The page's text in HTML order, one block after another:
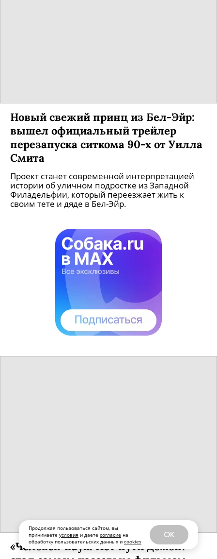
Продолжая пользоваться сайтом, вы
принимаете условия и даете согласие на
обработку пользовательских данных и cookies
OK
Новый свежий принц из Бел-Эйр:
вышел официальный трейлер
перезапуска ситкома 90-х от Уилла
Смита
Проект станет современной интерпретацией
истории об уличном подростке из Западной
Филадельфии, который переезжает жить к
своим тете и дяде в Бел-Эйр.
«Человек-паук: Нет пути домой»